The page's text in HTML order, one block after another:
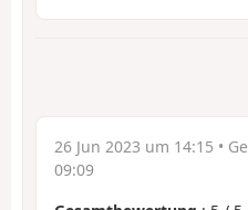
26 Jun 2023 um 14:15 •
09:09